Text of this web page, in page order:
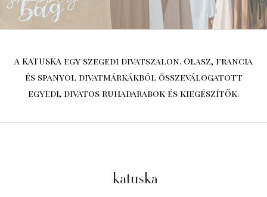
A KATUSKA egy szegedi divatszalon. Olasz, francia
és spanyol divatmárkákból összeválogatott
egyedi, divatos ruhadarabok és kiegészítők.